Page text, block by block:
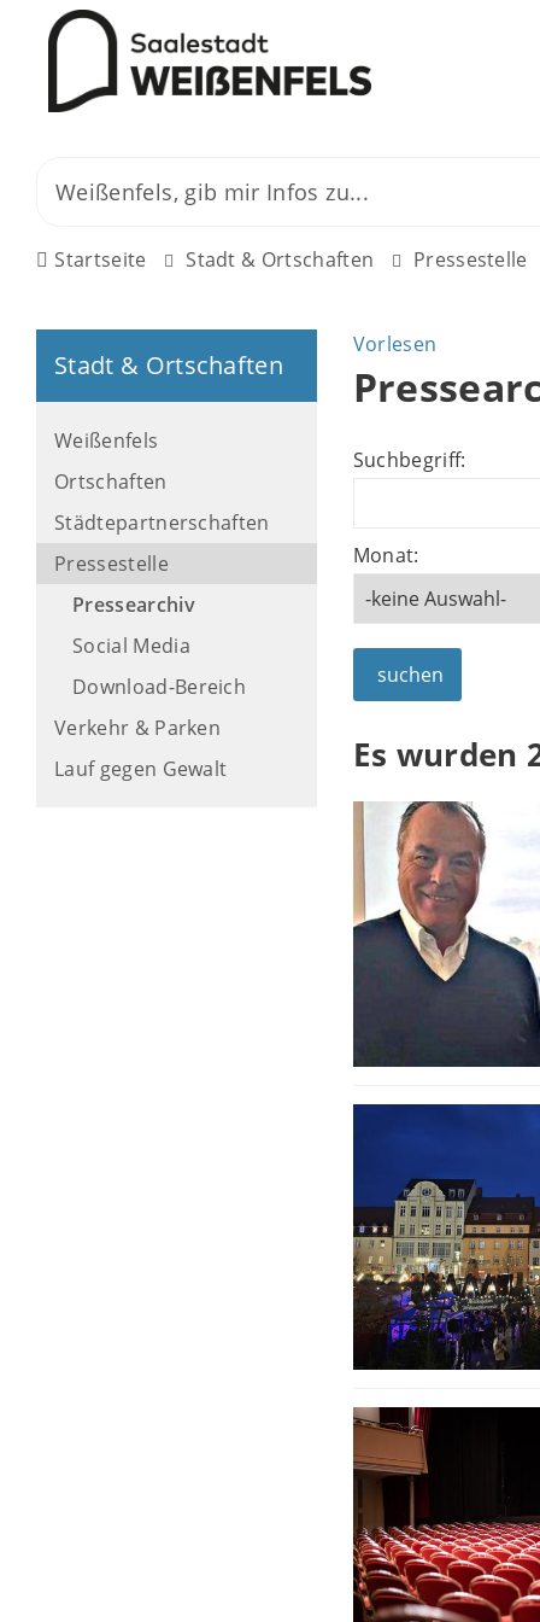
Startseite Stadt & Ortschaften Pressestelle
Stadt & Ortschaften
Weißenfels
Ortschaften
Städtepartnerschaften
Pressestelle
Pressearchiv
Social Media
Download-Bereich
Verkehr & Parken
Lauf gegen Gewalt
Vorlesen
Suchbegriff:
Monat:
suchen
Es wurden